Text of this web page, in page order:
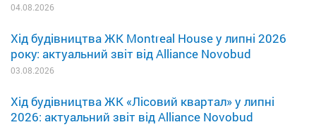
04.08.2026
Хід будівництва ЖК Montreal House у липні 2026
року: актуальний звіт від Alliance Novobud
03.08.2026
Хід будівництва ЖК «Лісовий квартал» у липні
2026: актуальний звіт від Alliance Novobud